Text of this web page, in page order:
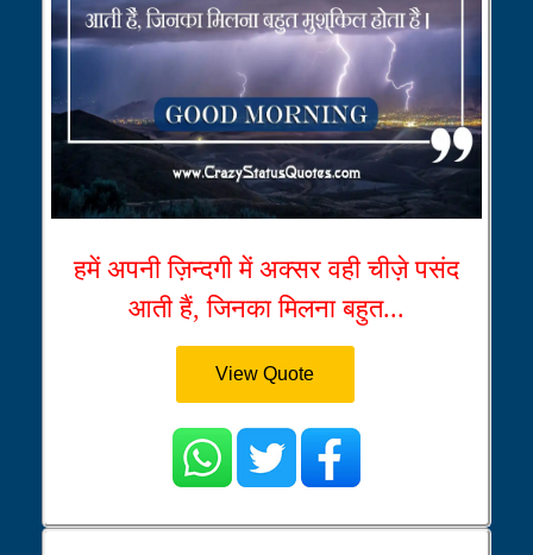
हमें अपनी ज़िन्दगी में अक्सर वही चीज़े पसंद
आती हैं, जिनका मिलना बहुत...
View Quote